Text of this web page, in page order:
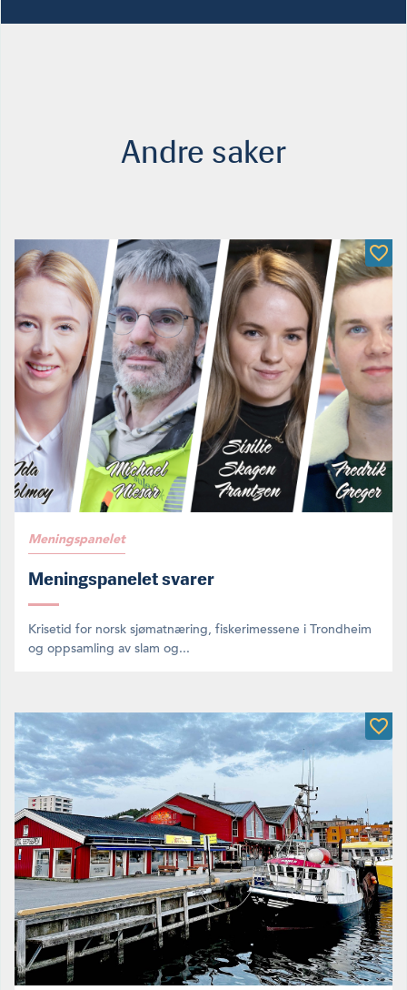
Andre saker
Meningspanelet
Meningspanelet svarer
Krisetid for norsk sjømatnæring, fiskerimessene i Trondheim
og oppsamling av slam og...